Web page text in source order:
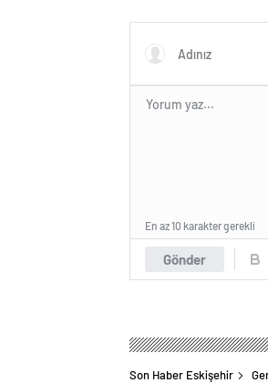
Gönder
En az 10 karakter gerekli
Son Haber Eskişehir